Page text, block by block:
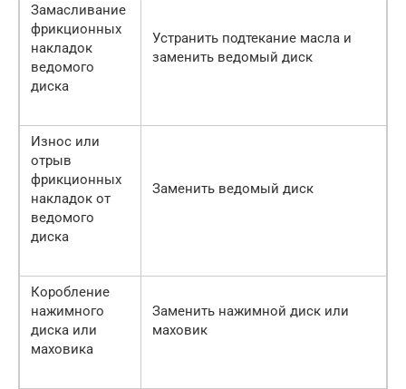
Замасливание
фрикционных
накладок
ведомого
диска
Устранить подтекание масла и
заменить ведомый диск
Износ или
отрыв
фрикционных
накладок от
ведомого
диска
Заменить ведомый диск
Коробление
нажимного
диска или
маховика
Заменить нажимной диск или
маховик